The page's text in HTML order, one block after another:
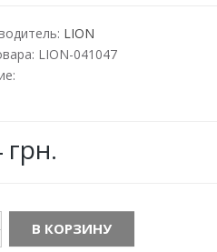
LION
LION-041047
грн.
В КОРЗИНУ